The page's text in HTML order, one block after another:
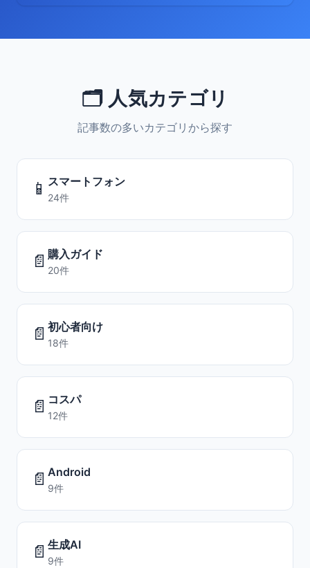
🗂️ 人気カテゴリ
記事数の多いカテゴリから探す
📱 スマートフォン
24件
📄 購入ガイド
20件
📄 初心者向け
18件
📄 コスパ
12件
📄 Android
9件
📄 生成AI
9件